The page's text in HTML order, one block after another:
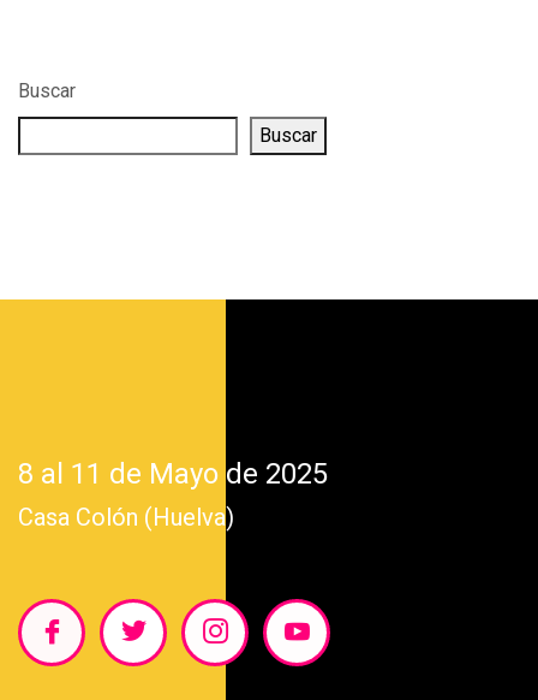
Buscar
Buscar
8 al 11 de Mayo de 2025
Casa Colón (Huelva)